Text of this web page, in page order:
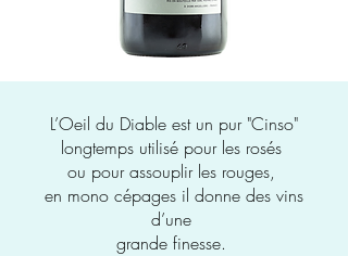
L’Oeil du Diable est un pur "Cinso"
longtemps utilisé pour les rosés
ou pour assouplir les rouges,
en mono cépages il donne des vins
d’une
grande finesse.